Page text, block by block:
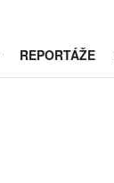
REPORTÁŽE